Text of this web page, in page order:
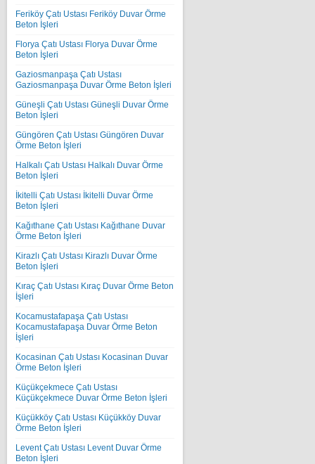
Feriköy Çatı Ustası Feriköy Duvar Örme
Beton İşleri
Florya Çatı Ustası Florya Duvar Örme
Beton İşleri
Gaziosmanpaşa Çatı Ustası
Gaziosmanpaşa Duvar Örme Beton İşleri
Güneşli Çatı Ustası Güneşli Duvar Örme
Beton İşleri
Güngören Çatı Ustası Güngören Duvar
Örme Beton İşleri
Halkalı Çatı Ustası Halkalı Duvar Örme
Beton İşleri
İkitelli Çatı Ustası İkitelli Duvar Örme
Beton İşleri
Kağıthane Çatı Ustası Kağıthane Duvar
Örme Beton İşleri
Kirazlı Çatı Ustası Kirazlı Duvar Örme
Beton İşleri
Kıraç Çatı Ustası Kıraç Duvar Örme Beton
İşleri
Kocamustafapaşa Çatı Ustası
Kocamustafapaşa Duvar Örme Beton
İşleri
Kocasinan Çatı Ustası Kocasinan Duvar
Örme Beton İşleri
Küçükçekmece Çatı Ustası
Küçükçekmece Duvar Örme Beton İşleri
Küçükköy Çatı Ustası Küçükköy Duvar
Örme Beton İşleri
Levent Çatı Ustası Levent Duvar Örme
Beton İşleri